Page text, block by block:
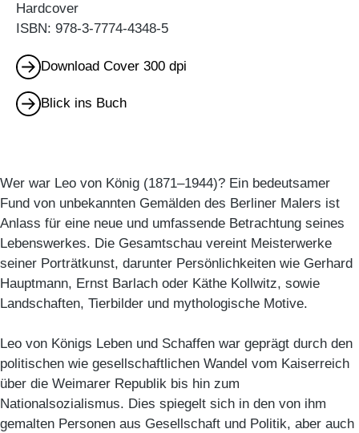
Hardcover
ISBN: 978-3-7774-4348-5
Download Cover 300 dpi
Blick ins Buch
Wer war Leo von König (1871–1944)? Ein bedeutsamer
Fund von unbekannten Gemälden des Berliner Malers ist
Anlass für eine neue und umfassende Betrachtung seines
Lebenswerkes. Die Gesamtschau vereint Meisterwerke
seiner Porträtkunst, darunter Persönlichkeiten wie Gerhard
Hauptmann, Ernst Barlach oder Käthe Kollwitz, sowie
Landschaften, Tierbilder und mythologische Motive.
Leo von Königs Leben und Schaffen war geprägt durch den
politischen wie gesellschaftlichen Wandel vom Kaiserreich
über die Weimarer Republik bis hin zum
Nationalsozialismus. Dies spiegelt sich in den von ihm
gemalten Personen aus Gesellschaft und Politik, aber auch